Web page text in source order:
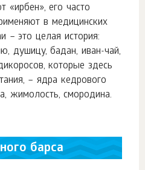
«ирбен», его часто
в медицинских
– это целая история:
душицу, бадан, иван-чай,
которые здесь
– ядра кедрового
жимолость, смородина.
барса